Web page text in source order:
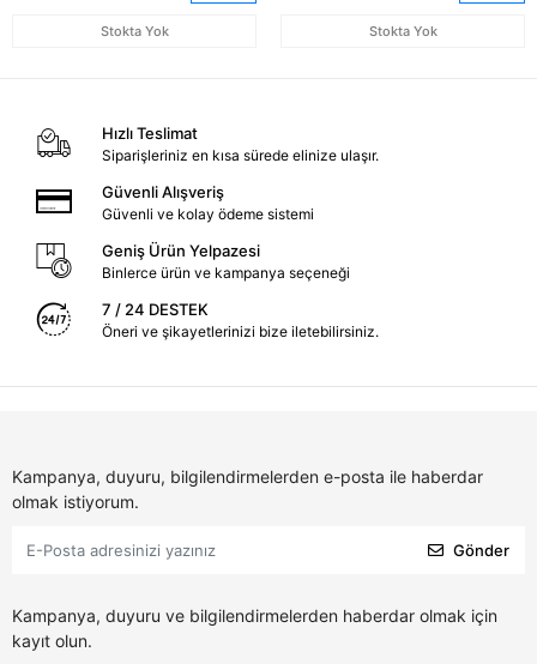
Stokta Yok Stokta Yok
Hızlı Teslimat
Siparişleriniz en kısa sürede elinize ulaşır.
Güvenli Alışveriş
Güvenli ve kolay ödeme sistemi
Geniş Ürün Yelpazesi
Binlerce ürün ve kampanya seçeneği
7 / 24 DESTEK
Öneri ve şikayetlerinizi bize iletebilirsiniz.
Kampanya, duyuru, bilgilendirmelerden e-posta ile haberdar
olmak istiyorum.
Gönder
Kampanya, duyuru ve bilgilendirmelerden haberdar olmak için
kayıt olun.